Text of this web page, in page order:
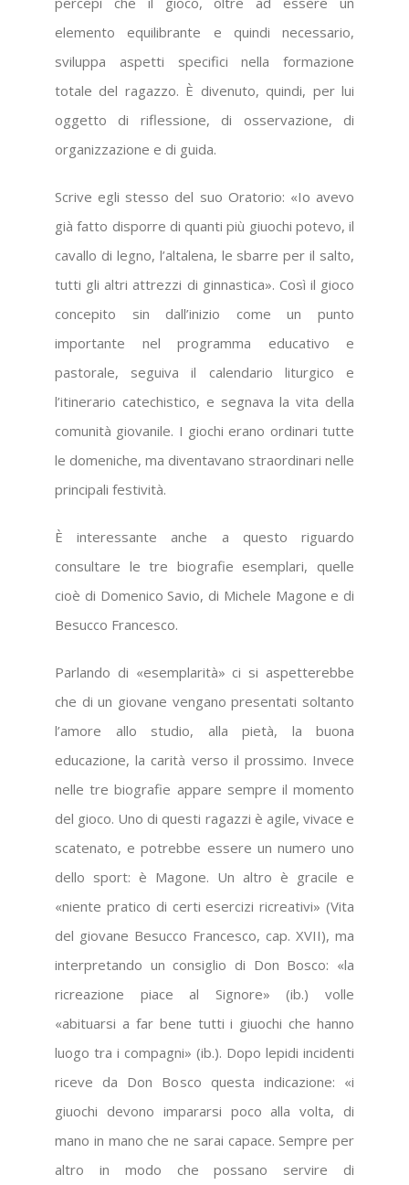
elemento equilibrante e quindi necessario,
sviluppa aspetti specifici nella formazione
totale del ragazzo. È divenuto, quindi, per lui
oggetto di riflessione, di osservazione, di
organizzazione e di guida.
Scrive egli stesso del suo Oratorio: «Io avevo
già fatto disporre di quanti più giuochi potevo, il
cavallo di legno, l’altalena, le sbarre per il salto,
tutti gli altri attrezzi di ginnastica». Così il gioco
concepito sin dall’inizio come un punto
importante nel programma educativo e
pastorale, seguiva il calendario liturgico e
l’itinerario catechistico, e segnava la vita della
comunità giovanile. I giochi erano ordinari tutte
le domeniche, ma diventavano straordinari nelle
principali festività.
È interessante anche a questo riguardo
consultare le tre biografie esemplari, quelle
cioè di Domenico Savio, di Michele Magone e di
Besucco Francesco.
Parlando di «esemplarità» ci si aspetterebbe
che di un giovane vengano presentati soltanto
l’amore allo studio, alla pietà, la buona
educazione, la carità verso il prossimo. Invece
nelle tre biografie appare sempre il momento
del gioco. Uno di questi ragazzi è agile, vivace e
scatenato, e potrebbe essere un numero uno
dello sport: è Magone. Un altro è gracile e
«niente pratico di certi esercizi ricreativi» (Vita
del giovane Besucco Francesco, cap. XVII), ma
interpretando un consiglio di Don Bosco: «la
ricreazione piace al Signore» (ib.) volle
«abituarsi a far bene tutti i giuochi che hanno
luogo tra i compagni» (ib.). Dopo lepidi incidenti
riceve da Don Bosco questa indicazione: «i
giuochi devono impararsi poco alla volta, di
mano in mano che ne sarai capace. Sempre per
altro in modo che possano servire di